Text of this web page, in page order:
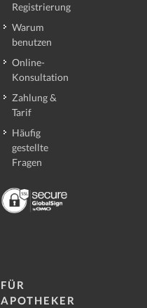
Registrierung
Warum
benutzen
Online-
Konsultation
Zahlung &
Tarif
Häufig
gestellte
Fragen
FÜR
APOTHEKER